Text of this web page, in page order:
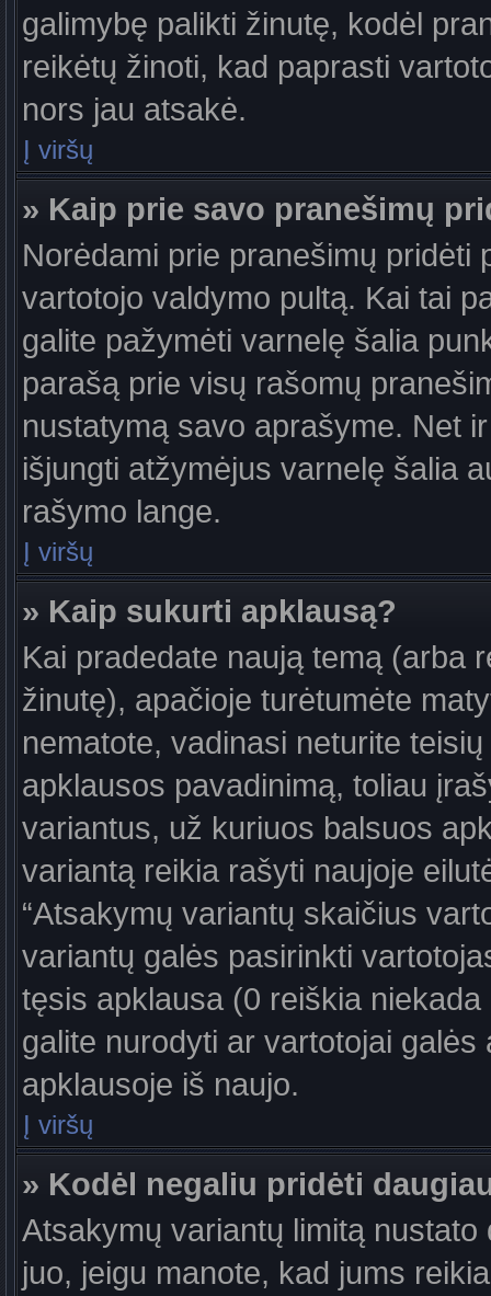
galimybę palikti žinutę, kodėl
reikėtų žinoti, kad paprasti
nors jau atsakė.
Į viršų
» Kaip prie savo pranešimų
Norėdami prie pranešimų pridėti
vartotojo valdymo pultą. Kai tai
galite pažymėti varnelę šalia
parašą prie visų rašomų
nustatymą savo aprašyme. Net
išjungti atžymėjus varnelę šalia
rašymo lange.
Į viršų
» Kaip sukurti apklausą?
Kai pradedate naują temą (arba
žinutę), apačioje turėtumėte
nematote, vadinasi neturite
apklausos pavadinimą, toliau
variantus, už kuriuos balsuos
variantą reikia rašyti naujoje
“Atsakymų variantų skaičius
variantų galės pasirinkti
tęsis apklausa (0 reiškia
galite nurodyti ar vartotojai
apklausoje iš naujo.
Į viršų
» Kodėl negaliu pridėti
Atsakymų variantų limitą
juo, jeigu manote, kad jums